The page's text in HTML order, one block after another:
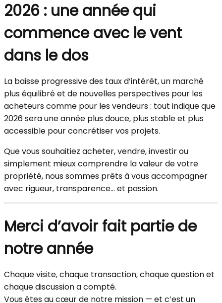
2026 : une année qui
commence avec le vent
dans le dos
La baisse progressive des taux d’intérêt, un marché
plus équilibré et de nouvelles perspectives pour les
acheteurs comme pour les vendeurs : tout indique que
2026 sera une année plus douce, plus stable et plus
accessible pour concrétiser vos projets.
Que vous souhaitiez acheter, vendre, investir ou
simplement mieux comprendre la valeur de votre
propriété, nous sommes prêts à vous accompagner
avec rigueur, transparence… et passion.
Merci d’avoir fait partie de
notre année
Chaque visite, chaque transaction, chaque question et
chaque discussion a compté.
Vous êtes au cœur de notre mission — et c’est un